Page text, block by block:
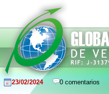
23/02/2024 0 comentarios